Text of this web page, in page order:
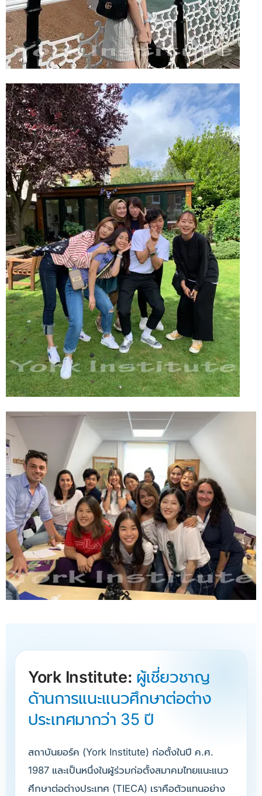
York Institute: ผู้เชี่ยวชาญ
ด้านการแนะแนวศึกษาต่อต่าง
ประเทศมากว่า 35 ปี
สถาบันยอร์ค (York Institute) ก่อตั้งในปี ค.ศ.
1987 และเป็นหนึ่งในผู้ร่วมก่อตั้งสมาคมไทยแนะแนว
ศึกษาต่อต่างประเทศ (TIECA) เราคือตัวแทนอย่าง